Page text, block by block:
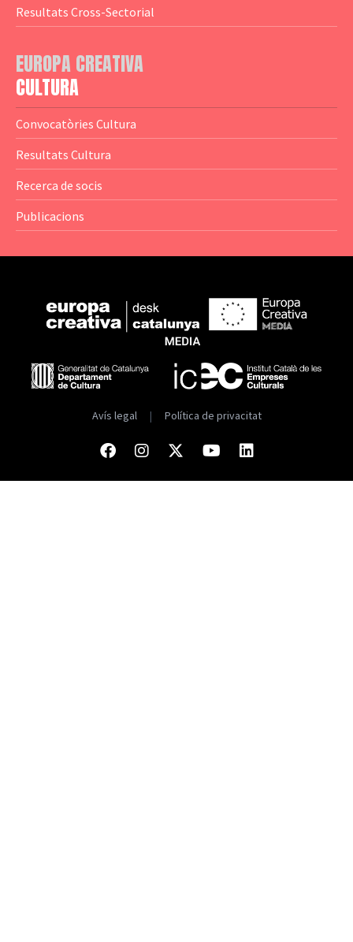
— Altres Guies
— Presentacions
— Estudis
Resultats Cross-Sectorial
EUROPA CREATIVA
CULTURA
Convocatòries Cultura
Resultats Cultura
Recerca de socis
Publicacions
Avís legal | Política de privacitat
FacebookInstagram
TwitterYoutube